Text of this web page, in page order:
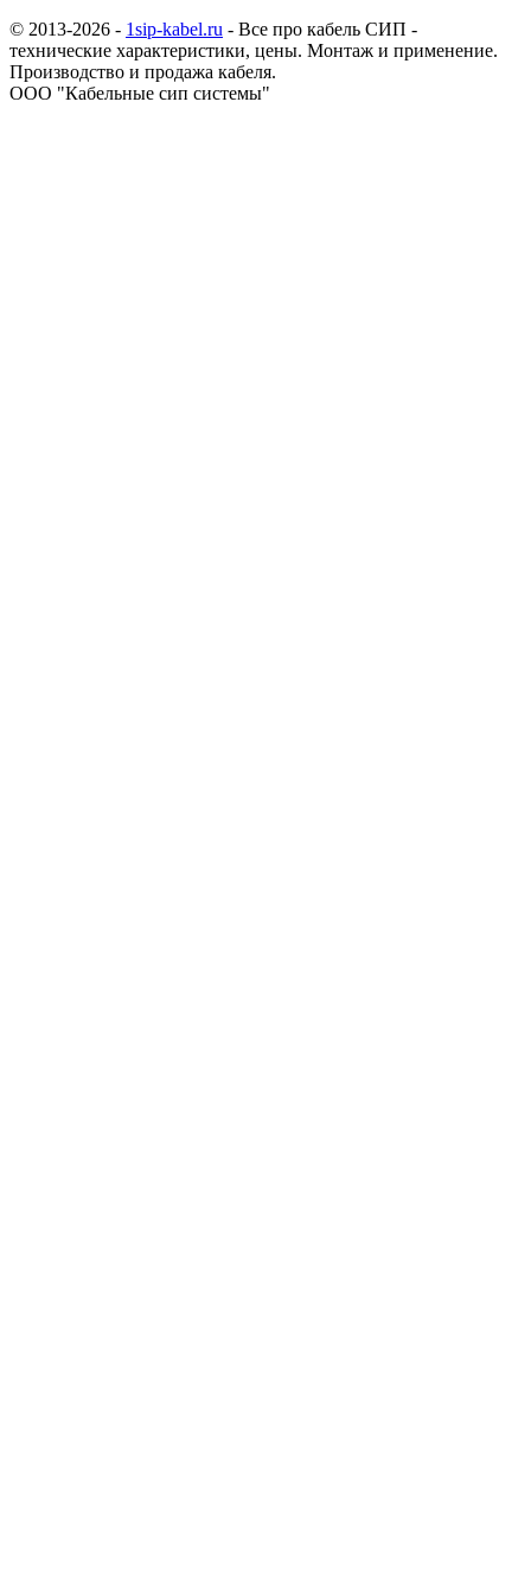
© 2013-2026 - 1sip-kabel.ru - Все про кабель СИП -
технические характеристики, цены. Монтаж и применение.
Производство и продажа кабеля.
ООО "Кабельные сип системы"